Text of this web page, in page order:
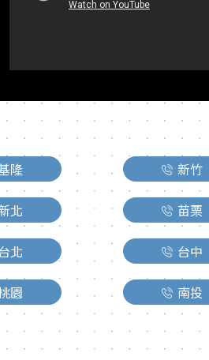
隆
北
北
園
新竹
苗栗
台中
南投